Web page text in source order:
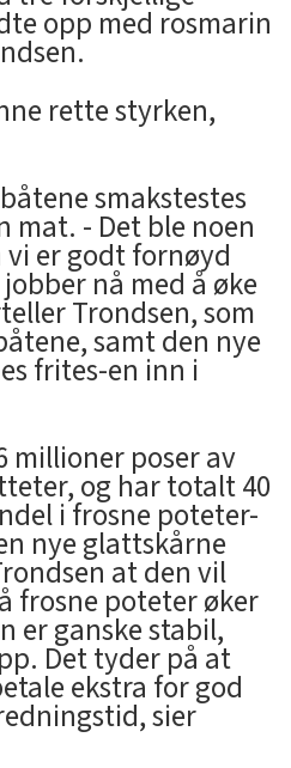
opp med rosmarin
rette styrken,
smakstestes
mat. - Det ble noen
er godt fornøyd
nå med å øke
Trondsen, som
samt den nye
frites-en inn i
millioner poser av
og har totalt 40
i frosne poteter-
nye glattskårne
at den vil
frosne poteter øker
er ganske stabil,
Det tyder på at
ekstra for god
sier